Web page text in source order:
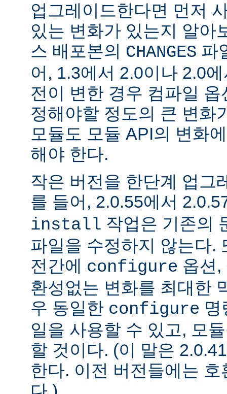
업그레이드한다면 먼저
있는 변화가 있는지 알아
스 배포본의 CHANGES 파
어, 1.3에서 2.0이나 2.0
전이 변한 경우 컴파일
정해야할 정도의 큰 변화
모듈도 모듈 API의 변화
해야 한다.
작은 버전을 한단계 업그
를 들어, 2.0.55에서
install 작업은 기존의
파일을 수정하지 않는다.
전간에 configure 옵션,
환성없는 변화를 최대한
우 동일한 configure 명
일을 사용할 수 있고, 모
할 것이다. (이 말은
한다. 이전 버전들에는